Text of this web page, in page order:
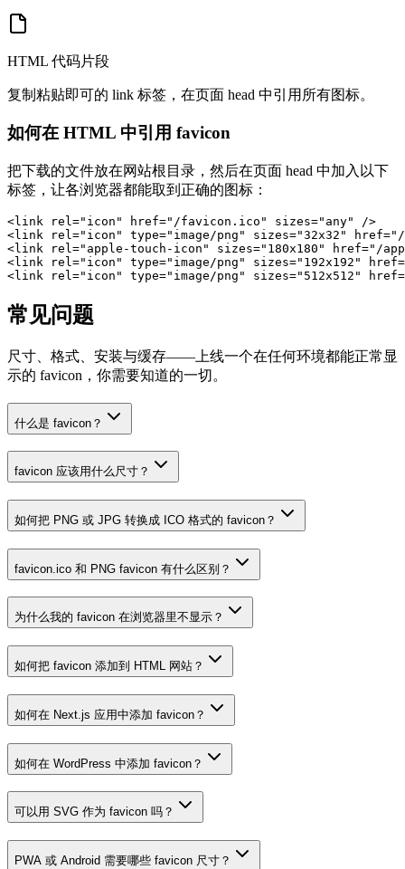
HTML 代码片段
复制粘贴即可的 link 标签，在页面 head 中引用所有图标。
如何在 HTML 中引用 favicon
把下载的文件放在网站根目录，然后在页面 head 中加入以下
标签，让各浏览器都能取到正确的图标：
<link rel="icon" href="/favicon.ico" sizes="any" />
<link rel="icon" type="image/png" sizes="32x32"
<link rel="apple-touch-icon" sizes="180x180" href="/
<link rel="icon" type="image/png" sizes="192x192"
<link rel="icon" type="image/png" sizes="512x512"
常见问题
尺寸、格式、安装与缓存——上线一个在任何环境都能正常显
示的 favicon，你需要知道的一切。
什么是 favicon？
favicon 应该用什么尺寸？
如何把 PNG 或 JPG 转换成 ICO 格式的 favicon？
favicon.ico 和 PNG favicon 有什么区别？
为什么我的 favicon 在浏览器里不显示？
如何把 favicon 添加到 HTML 网站？
如何在 Next.js 应用中添加 favicon？
如何在 WordPress 中添加 favicon？
可以用 SVG 作为 favicon 吗？
PWA 或 Android 需要哪些 favicon 尺寸？